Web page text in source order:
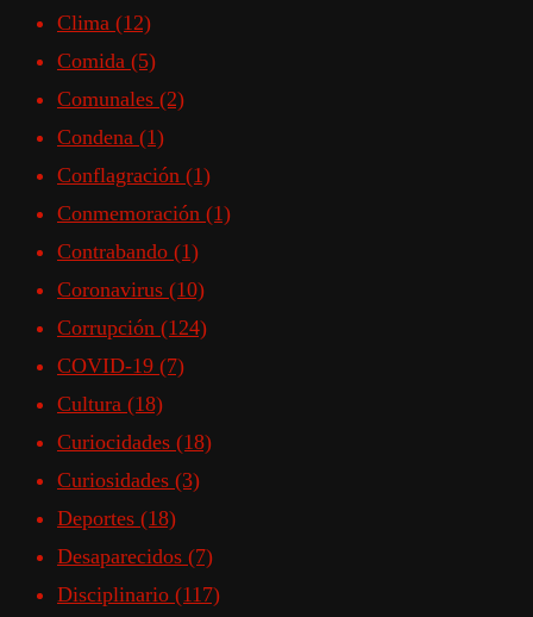
Clima (12)
Comida (5)
Comunales (2)
Condena (1)
Conflagración (1)
Conmemoración (1)
Contrabando (1)
Coronavirus (10)
Corrupción (124)
COVID-19 (7)
Cultura (18)
Curiocidades (18)
Curiosidades (3)
Deportes (18)
Desaparecidos (7)
Disciplinario (117)